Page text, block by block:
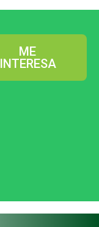
ME
INTERESA